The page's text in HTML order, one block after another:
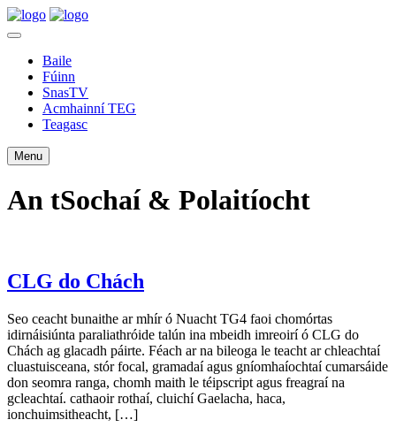
Baile
Fúinn
SnasTV
Acmhainní TEG
Teagasc
Menu
An tSochaí & Polaitíocht
CLG do Chách
Seo ceacht bunaithe ar mhír ó Nuacht TG4 faoi chomórtas
idirnáisiúnta paraliathróide talún ina mbeidh imreoirí ó CLG do
Chách ag glacadh páirte. Féach ar na bileoga le teacht ar chleachtaí
cluastuisceana, stór focal, gramadaí agus gníomhaíochtaí cumarsáide
don seomra ranga, chomh maith le téipscript agus freagraí na
gcleachtaí. cathaoir rothaí, cluichí Gaelacha, haca,
ionchuimsitheacht, […]